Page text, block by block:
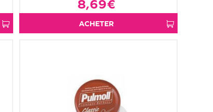
8,69€
ACHETER